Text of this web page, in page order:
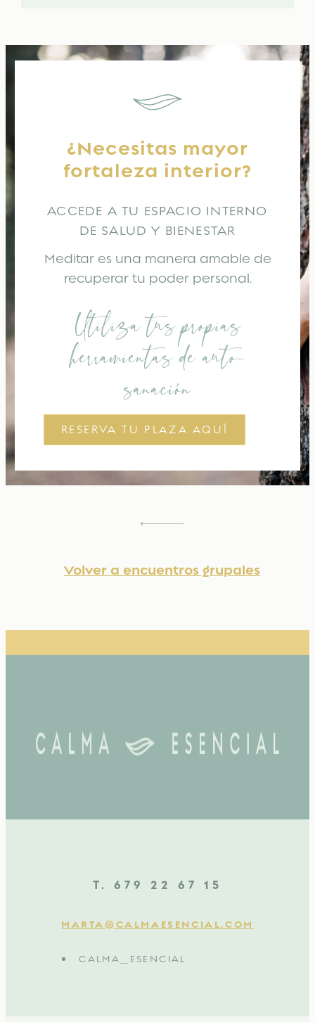
¿Necesitas mayor
fortaleza interior?
ACCEDE A TU ESPACIO INTERNO
DE SALUD Y BIENESTAR
Meditar es una manera amable de
recuperar tu poder personal.
Utiliza tus propias
herramientas de auto-
sanación
RESERVA TU PLAZA AQUÍ
Volver a encuentros grupales
T. 679 22 67 15
MARTA@CALMAESENCIAL.COM
CALMA_ESENCIAL